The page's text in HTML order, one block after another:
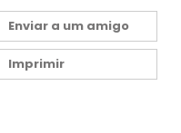
Enviar a um amigo
Imprimir